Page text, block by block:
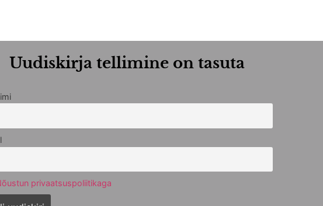
Uudiskirja tellimine on tasuta
privaatsuspoliitikaga